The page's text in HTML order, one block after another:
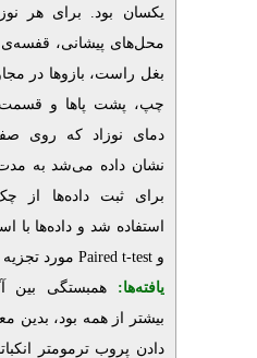
برای هر نوزاد، پروب به ترتیب
قفسه‌ی سینه در بین دنده‌ها،
بازوها در مجاورت نوک سینه، زیر
پاها و قسمت بالایی ران متصل
که روی صفحه‌ی دیجیتال
می‌شد به مدت دو دقیقه بعد ثبت
داده‌ها از چک‌لیست
شد و داده‌ها با استفاده از آزمون‌های
مورد تجزیه و تحلیل قرار گرفتند.
همبستگی بین آگزیلاری چپ و
همه بود، بدین معنی که بهترین محل
ترمومتر انکباتور بعد از اگزیلاری